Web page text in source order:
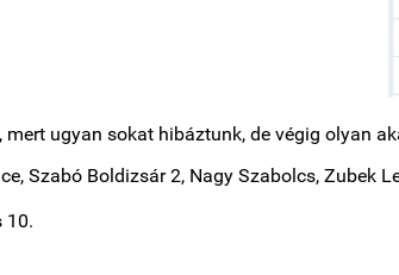
ugyan sokat hibáztunk, de végig olyan
Szabó Boldizsár 2, Nagy Szabolcs, Zubek
10.